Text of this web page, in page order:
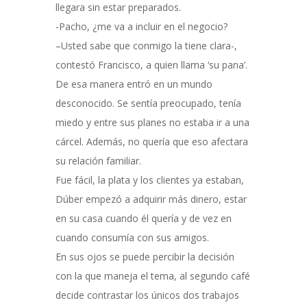
llegara sin estar preparados.
-Pacho, ¿me va a incluir en el negocio?
–Usted sabe que conmigo la tiene clara-,
contestó Francisco, a quien llama ‘su pana’.
De esa manera entró en un mundo
desconocido. Se sentía preocupado, tenía
miedo y entre sus planes no estaba ir a una
cárcel. Además, no quería que eso afectara
su relación familiar.
Fue fácil, la plata y los clientes ya estaban,
Dúber empezó a adquirir más dinero, estar
en su casa cuando él quería y de vez en
cuando consumía con sus amigos.
En sus ojos se puede percibir la decisión
con la que maneja el tema, al segundo café
decide contrastar los únicos dos trabajos